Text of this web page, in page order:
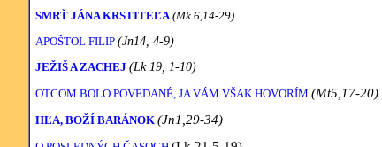
SMRŤ JÁNA KRSTITEĽA (Mk 6,14-29)
APOŠTOL FILIP (Jn14, 4-9)
JEŽIŠ A ZACHEJ (Lk 19, 1-10)
OTCOM BOLO POVEDANÉ, JA VÁM VŠAK HOVORÍM (Mt5,17-20)
HĽA, BOŽÍ BARÁNOK (Jn1,29-34)